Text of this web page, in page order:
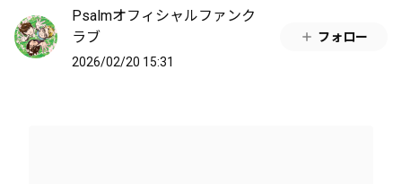
Psalmオフィシャルファンク
ラブ
2026/02/20 15:31
フォロー